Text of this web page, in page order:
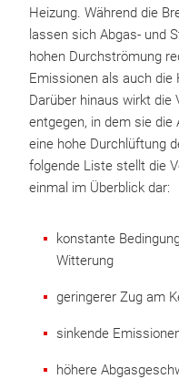
Heizung. Während die
lassen sich Abgas- und
hohen Durchströmung
Emissionen als auch die
Darüber hinaus wirkt die
entgegen, in dem sie
eine hohe Durchlüftung
folgende Liste stellt die
einmal im Überblick dar:
konstante
Witterung
geringerer Zug am
sinkende
höhere